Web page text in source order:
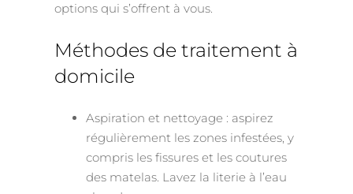
options qui s’offrent à vous.
Méthodes de traitement à
domicile
Aspiration et nettoyage : aspirez
régulièrement les zones infestées, y
compris les fissures et les coutures
des matelas. Lavez la literie à l’eau